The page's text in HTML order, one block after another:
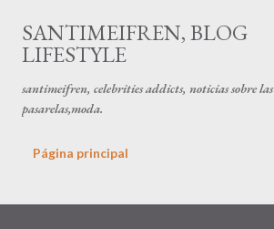
Ir al contenido principal
SANTIMEIFREN, BLOG
LIFESTYLE
santimeifren, celebrities addicts, noticias sobre las
pasarelas,moda.
Página principal